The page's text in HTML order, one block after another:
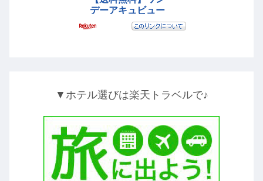
▼ホテル選びは楽天トラベルで♪